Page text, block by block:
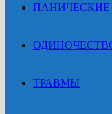
ПАНИЧЕСКИЕ
ТРАВМЫ